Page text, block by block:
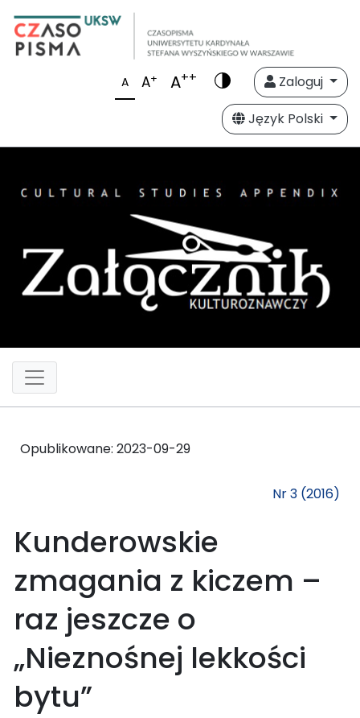
A A+ A++
Zaloguj
Język Polski
Opublikowane: 2023-09-29
Nr 3 (2016)
Kunderowskie
zmagania z kiczem –
raz jeszcze o
„Nieznośnej lekkości
bytu”